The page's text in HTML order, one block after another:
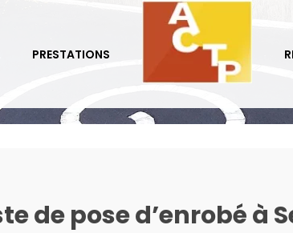
PRESTATIONS
de pose d’enrobé à